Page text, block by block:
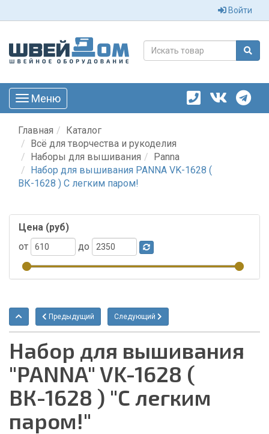
Войти
Toggle
navigation
Меню
Главная
Каталог
Всё для творчества и рукоделия
Наборы для вышивания
Panna
Набор для вышивания PANNA VK-1628 (
ВК-1628 ) С легким паром!
Цена (руб)
от
до
Предыдущий Следующий
Набор для вышивания
"PANNA" VK-1628 (
ВК-1628 ) "С легким
паром!"